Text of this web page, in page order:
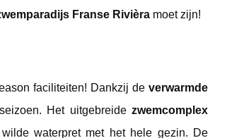
Franse Rivièra moet zijn!
faciliteiten! Dankzij de verwarmde
Het uitgebreidezwemcomplex
waterpret met het hele gezin. De